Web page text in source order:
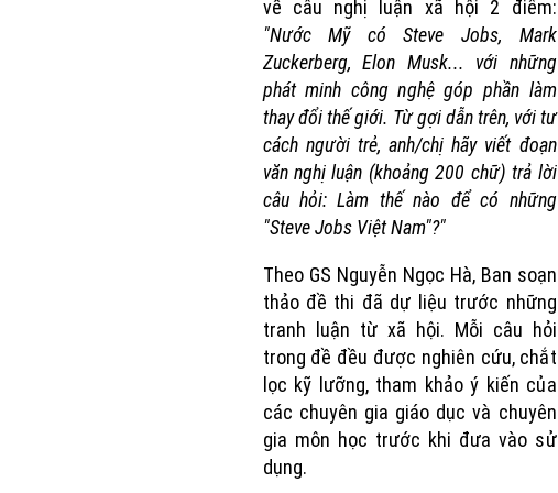
về câu nghị luận xã hội 2 điểm:
"Nước Mỹ có Steve Jobs, Mark
Zuckerberg, Elon Musk... với những
phát minh công nghệ góp phần làm
thay đổi thế giới. Từ gợi dẫn trên, với tư
cách người trẻ, anh/chị hãy viết đoạn
văn nghị luận (khoảng 200 chữ) trả lời
câu hỏi: Làm thế nào để có những
"Steve Jobs Việt Nam"?"
Theo GS Nguyễn Ngọc Hà, Ban soạn
thảo đề thi đã dự liệu trước những
tranh luận từ xã hội. Mỗi câu hỏi
trong đề đều được nghiên cứu, chắt
lọc kỹ lưỡng, tham khảo ý kiến của
các chuyên gia giáo dục và chuyên
gia môn học trước khi đưa vào sử
dụng.